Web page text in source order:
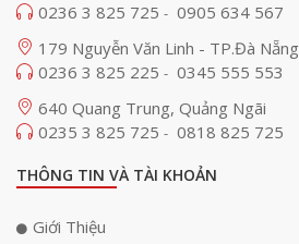
0236 3 825 725 - 0905 634 567
179 Nguyễn Văn Linh - TP.Đà Nẵng
0236 3 825 225 - 0345 555 553
640 Quang Trung, Quảng Ngãi
0235 3 825 725 - 0818 825 725
THÔNG TIN VÀ TÀI KHOẢN
Giới Thiệu